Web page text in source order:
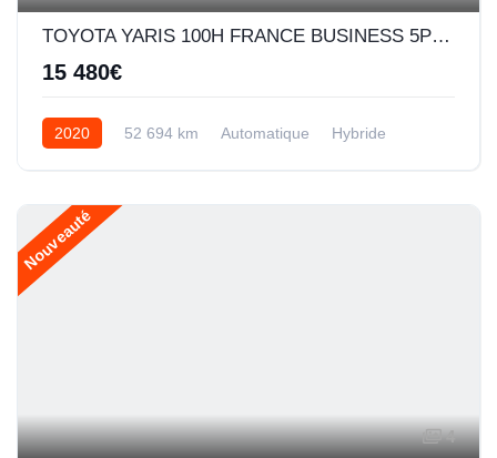
TOYOTA YARIS 100H FRANCE BUSINESS 5P MY19
15 480€
2020 52 694 km Automatique Hybride
Nouveauté
4